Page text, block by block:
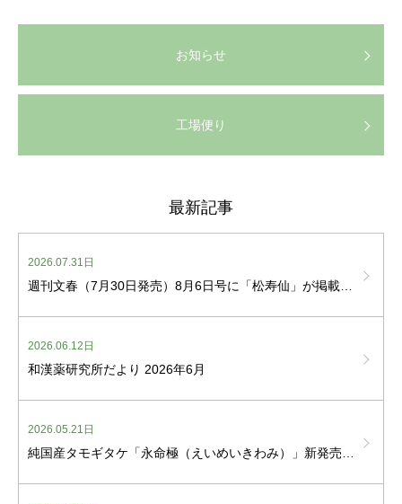
お知らせ
工場便り
最新記事
2026.07.31日
2026.06.12日
和漢薬研究所だより 2026年6月
2026.05.21日